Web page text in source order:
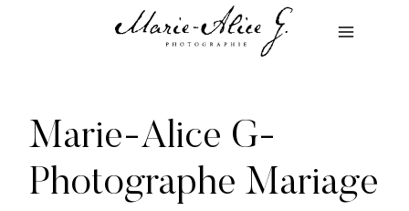
Marie-Alice G-
Photographe Mariage